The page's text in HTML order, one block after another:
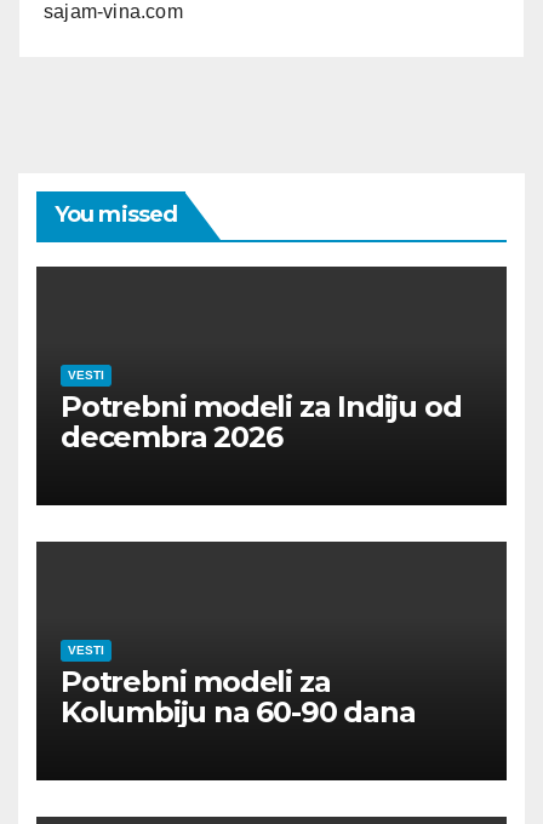
sajam-vina.com
You missed
VESTI
Potrebni modeli za Indiju od
decembra 2026
VESTI
Potrebni modeli za
Kolumbiju na 60-90 dana